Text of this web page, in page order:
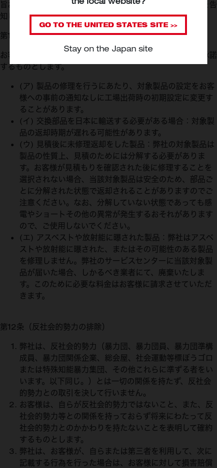
GO TO THEUNITED STATES SITE >>
Stay on the Japan site
旨および変更後の本規約の内容ならびにその効力発生時期を告
知します。
第11条（修理ご依頼時の注意事項）
お客様は、弊社に修理を依頼する際には以下の注意事項を承諾
するものとします。
(ア) 製品の修理を行うにあたり、対象製品の設定をお客
様への事前の通知なしに工場出荷時の初期設定に変更す
ることがあります。
(イ) 交換部品を日本に輸送する必要がある場合：対象製
品の返却時期が遅れる可能性があります。
(ウ) 見積後に未修理返却をした製品：弊社の対象製品は
製品の性質上、見積のためには分解する必要がありま
す。お客様が見積もりを確認された後に修理することを
選択されない場合、当該対象製品は安全のため、部品ご
とに分解された状態で返却されることがありますのでご
注意ください。なお、分解していない状態であっても感
電やショートその他の異常が発生するおそれがあります
ので、ご使用しないでください。
(エ) アスベストや放射能に曝された製品：弊社はアスベ
ストや放射能に曝された、またはその可能性のある製品
を修理しません。弊社のサービスセンターに当該対象製
品が届いた場合、しかるべき業者にて、廃棄いたしま
す。このために必要な料金はお客様に請求させていただ
きます。
第12条（反社会的勢力の排除）
弊社は、反社会的勢力（暴力団、暴力団員、暴力団準構
成員、暴力団関係企業、総会屋、社会運動等標ぼうゴロ
または特殊知能暴力集団、その他これらに準ずる者をい
います。以下同じ。）とは一切の関係を持たず、反社会
的勢力との取引を決して行いません。
お客様は、自らが反社会的勢力ではないこと、また、反
社会的勢力等との関係を持っておらず将来にわたって反
社会的勢力とのかかわりを持たないことを表明して確約
するものとします。
弊社は、お客様が、自らまたは第三者を利用して、次に
記載する行為を行った場合は、お客様に対して損害賠償